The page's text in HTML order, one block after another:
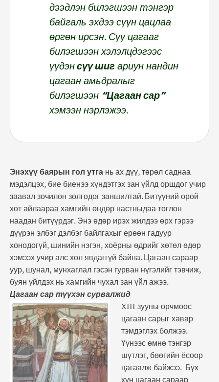
дээдлэн билэгшээн тэнгэр
байгаль эхдээ сүүн цацлаа
өргөн ирсэн. Сүү цагааг
билэгшээн хэлэлцдэгээс
үүдэнсүү шиг ариун нандин
цагаан амьдралыг
билэгшээн “Цагаан сар”
хэмээн нэрлэжээ.
Энэхүү баярын гол утга нь ах дүү, төрөл саднаа
мэдэлцэх, бие биенээ хүндэтгэх зан үйлд оршдог учир
заавал зочилон золгодог заншилтай. Битүүний орой
хот айлаараа хамгийн өндөр настныдаа тоглон
наадан битүүрдэг. Энэ өдөр ирэх жилдээ өрх гэрээ
дүүрэн элбэг дэлбэг байлгахыг ерөөн гадуур
хонодогүй, шинийн нэгэн, хоёрны өдрийг хөтөл өдөр
хэмээх учир алс хол явдаггүй байна. Цагаан сараар
уур, шунал, мунхаглал гэсэн гурван нүгэлийг тэвчиж,
буян үйлдэх нь хамгийн чухал зан үйл ажээ.
Цагаан сар түүхэн сурвалжид
XIII зууны орчмоос
цагаан сарыг хавар
тэмдэглэх болжээ.
Үүнээс өмнө тэнгэр
шүтлэг, бөөгийн ёсоор
цагаалж байжээ. Бүх
хүн цагаан сараар